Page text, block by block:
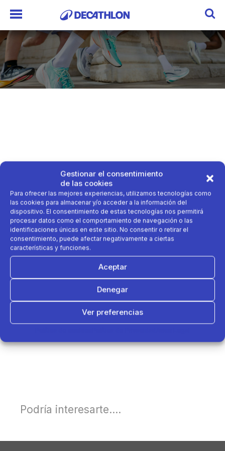
Gestionar el consentimiento
de las cookies
Para ofrecer las mejores experiencias, utilizamos tecnologías como
las cookies para almacenar y/o acceder a la información del
dispositivo. El consentimiento de estas tecnologías nos permitirá
procesar datos como el comportamiento de navegación o las
identificaciones únicas en este sitio. No consentir o retirar el
consentimiento, puede afectar negativamente a ciertas
características y funciones.
Aceptar
Denegar
Ver preferencias
Podría interesarte....